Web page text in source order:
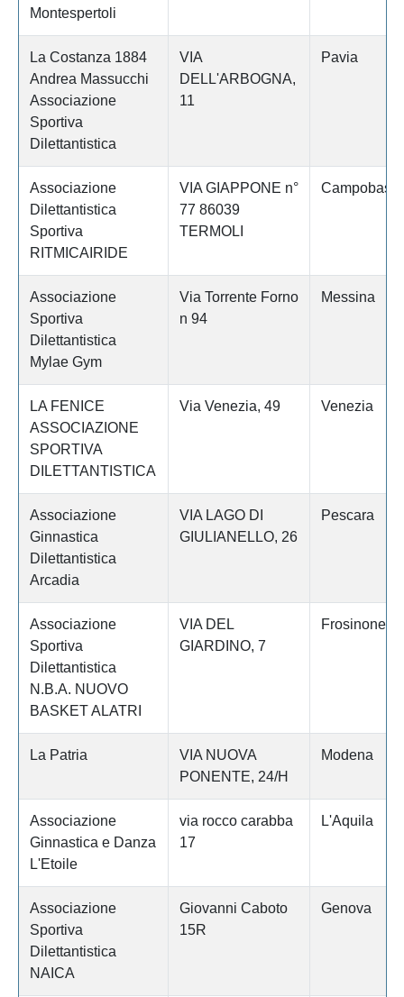
Montespertoli
La Costanza 1884
Andrea Massucchi
Associazione
Sportiva
Dilettantistica
VIA
DELL'ARBOGNA,
11
Pavia
Associazione
Dilettantistica
Sportiva
RITMICAIRIDE
VIA GIAPPONE n°
77 86039
TERMOLI
Associazione
Sportiva
Dilettantistica
Mylae Gym
Via Torrente Forno
n 94
Messina
LA FENICE
ASSOCIAZIONE
SPORTIVA
DILETTANTISTICA
Via Venezia, 49 Venezia
Associazione
Ginnastica
Dilettantistica
Arcadia
VIA LAGO DI
GIULIANELLO, 26
Pescara
Associazione
Sportiva
Dilettantistica
N.B.A. NUOVO
BASKET ALATRI
VIA DEL
GIARDINO, 7
Frosinone
La Patria
VIA NUOVA
PONENTE, 24/H
Modena
Associazione
Ginnastica e Danza
L'Etoile
via rocco carabba
17
L'Aquila
Associazione
Sportiva
Dilettantistica
NAICA
Giovanni Caboto
15R
Genova